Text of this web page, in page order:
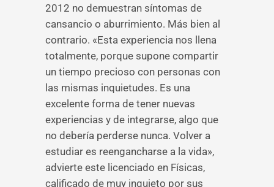
2012 no demuestran síntomas de
cansancio o aburrimiento. Más bien al
contrario. «Esta experiencia nos llena
totalmente, porque supone compartir
un tiempo precioso con personas con
las mismas inquietudes. Es una
excelente forma de tener nuevas
experiencias y de integrarse, algo que
no debería perderse nunca. Volver a
estudiar es reengancharse a la vida»,
advierte este licenciado en Físicas,
calificado de muy inquieto por sus